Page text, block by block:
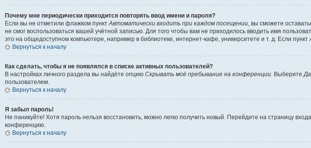
Почему мне периодически приходится повторять ввод имени и пароля?
Если вы не отметили флажком пункт Автоматически входить при каждом посещении , вы сможете
не смог воспользоваться вашей учётной записью. Для того чтобы вам не приходилось вводить имя
это на общедоступном компьютере, например в библиотеке, интернет-кафе, университете и т. д. Если пункт
Вернуться к началу
Как сделать, чтобы я не появлялся в списке активных пользователей?
В настройках личного раздела вы найдёте опцию Скрывать моё пребывание на конференции . Выберите Да
пользователем.
Вернуться к началу
Я забыл пароль!
Не паникуйте! Хотя пароль нельзя восстановить, можно легко получить новый. Перейдите на страницу
конференцию.
Вернуться к началу